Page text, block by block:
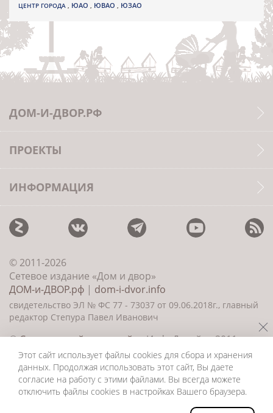
ЦЕНТР ГОРОДА , ЮАО , ЮВАО , ЮЗАО
ДОМ-И-ДВОР.РФ
ПРОЕКТЫ
ИНФОРМАЦИЯ
© 2011-2026
Сетевое издание «Дом и двор»
ДОМ-и-ДВОР.рф | dom-i-dvor.info
свидетельство ЭЛ № ФС 77 - 73037 от 09.06.2018г., главный
редактор Степура Павел Иванович
©Создание сайта и дизайн«ИнфоДизайн» 2011—
2026
Этот сайт использует файлы cookies для сбора и хранения
данных. Продолжая использовать этот сайт, Вы даете
согласие на работу с этими файлами. Вы всегда можете
отключить файлы cookies в настройках Вашего браузера.